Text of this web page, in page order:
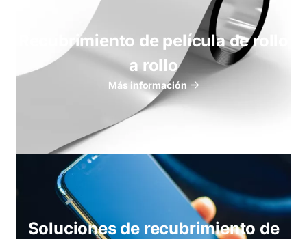
Recubrimiento de película de rollo
a rollo
Más información
Soluciones de recubrimiento de